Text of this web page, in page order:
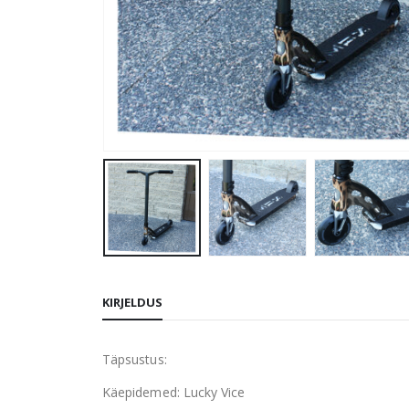
KIRJELDUS
Täpsustus:
Käepidemed: Lucky Vice